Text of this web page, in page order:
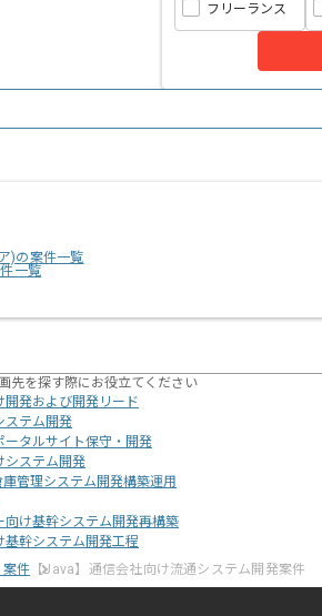
フリーランス
)の案件一覧
一覧
先を探す際にお役立てください
開発および開発リード
ステム開発
ータルサイト保守・開発
システム開発
庫管理システム開発構築運用
向け基幹システム開発再構築
基幹システム開発工程
件 【Java】通信会社向け流通システム開発案件